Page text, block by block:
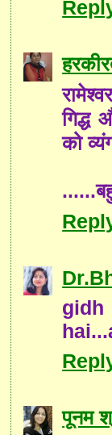
गिद्ध
को
पूनम